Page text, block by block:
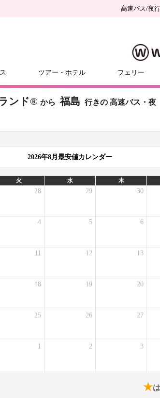
高速バス/夜
ツアー・ホテル フェリー
ンド® から 福島 行きの 高速バス・夜
2026年8月最安値カレンダー
火 水 木
28 29 30
4 5 6
11 12 13
18 19 20
25 26 27
1 2 3
★